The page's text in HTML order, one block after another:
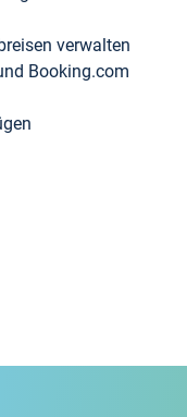
verwalten
Booking.com